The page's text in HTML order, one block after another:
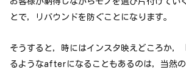
とで，リバウンドを防ぐことになります。
そうすると，時にはインスタ映えどころか，
るようなafterになることもあるのは，当然の